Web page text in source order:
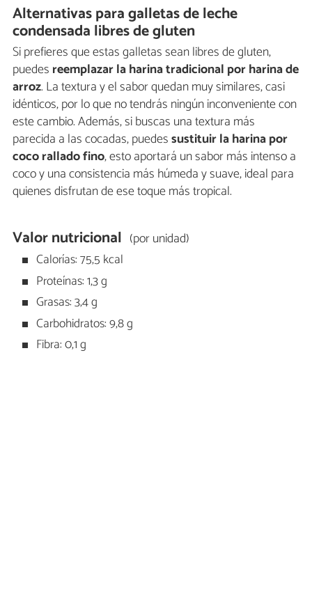
Alternativas para galletas de leche
condensada libres de gluten
Si prefieres que estas galletas sean libres de gluten,
puedes reemplazar la harina tradicional por harina de
arroz. La textura y el sabor quedan muy similares, casi
idénticos, por lo que no tendrás ningún inconveniente con
este cambio. Además, si buscas una textura más
parecida a las cocadas, puedessustituir la harina por
coco rallado fino, esto aportará un sabor más intenso a
coco y una consistencia más húmeda y suave, ideal para
quienes disfrutan de ese toque más tropical.
Valor nutricional (por unidad)
Calorías: 75,5 kcal
Proteínas: 1,3 g
Grasas: 3,4 g
Carbohidratos: 9,8 g
Fibra: 0,1 g